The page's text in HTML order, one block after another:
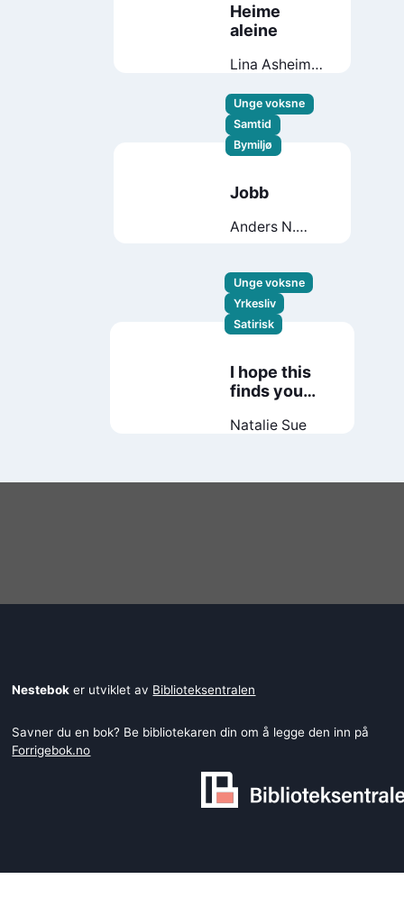
Heime
aleine
Lina Asheim
Unge voksne
Samtid
Bymiljø
Jobb
Anders N.
Unge voksne
Yrkesliv
Satirisk
I hope this
finds you
Natalie Sue
Nestebok er utviklet av Biblioteksentralen
Savner du en bok? Be bibliotekaren din om å legge den inn på
Forrigebok.no